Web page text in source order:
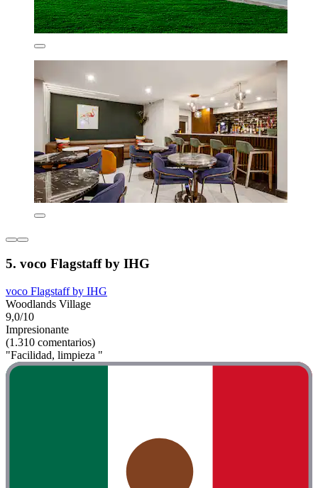
5. voco Flagstaff by IHG
voco Flagstaff by IHG
Woodlands Village
9,0/10
Impresionante
(1.310 comentarios)
"Facilidad, limpieza "